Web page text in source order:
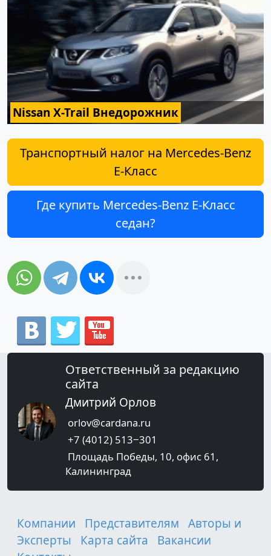
Nissan X-Trail Внедорожник
Транспортный налог на Mercedes-Benz
E-Класс
Где купить Mercedes-Benz E-Класс
седан?
Ответственный за редакцию
сайта
Дмитрий Орлов
orlov@cardana.ru
+7 (4012) 513‒301
Площадь Победы, 10, офис 61,
Калининград
Компании Представителям
Авторы и
Эксперты
Карта сайта
Вакансии